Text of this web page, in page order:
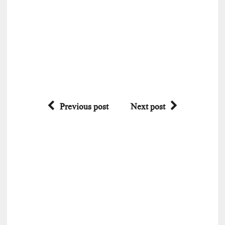
Previous post Next post